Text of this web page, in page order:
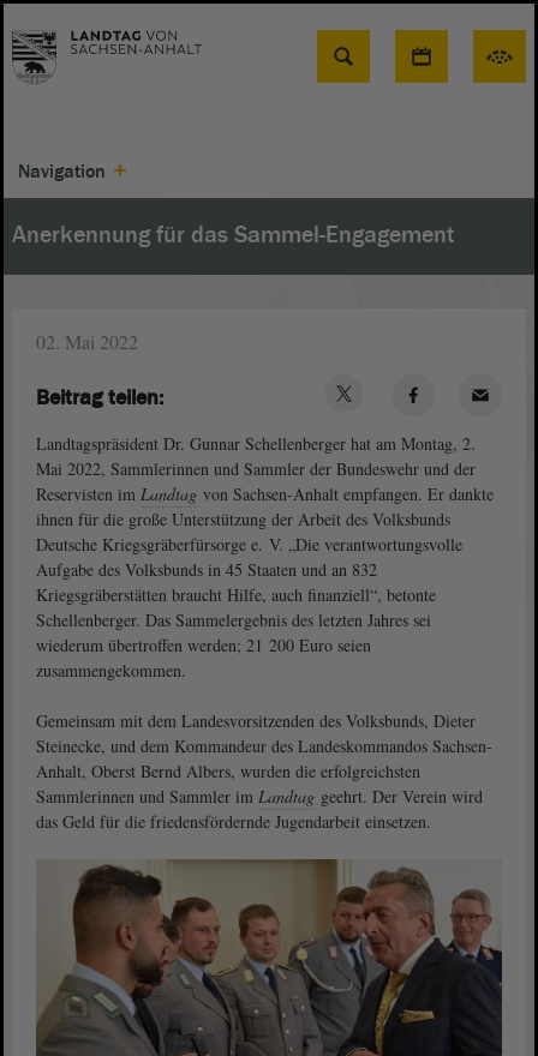
Suche
Navigation
Anerkennung für das Sammel-Engagement
02. Mai 2022
Landtagspräsident Dr. Gunnar Schellenberger hat am Montag, 2.
Mai 2022, Sammlerinnen und Sammler der Bundeswehr und der
Reservisten im Landtag von Sachsen-Anhalt empfangen. Er dankte
ihnen für die große Unterstützung der Arbeit des Volksbunds
Deutsche Kriegsgräberfürsorge e. V. „Die verantwortungsvolle
Aufgabe des Volksbunds in 45 Staaten und an 832
Kriegsgräberstätten braucht Hilfe, auch finanziell“, betonte
Schellenberger. Das Sammelergebnis des letzten Jahres sei
wiederum übertroffen werden; 21 200 Euro seien
zusammengekommen.
Gemeinsam mit dem Landesvorsitzenden des Volksbunds, Dieter
Steinecke, und dem Kommandeur des Landeskommandos Sachsen-
Anhalt, Oberst Bernd Albers, wurden die erfolgreichsten
Sammlerinnen und Sammler im Landtag geehrt. Der Verein wird
das Geld für die friedensfördernde Jugendarbeit einsetzen.
Beitrag teilen: